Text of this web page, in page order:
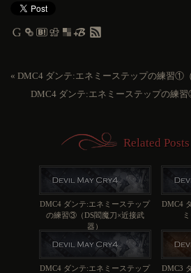
«DMC4 ダンテ:エネミーステップの練習①
DMC4 ダンテ:エネミーステップの練習
Related Posts
DMC4 ダンテ:エネミーステップ
の練習③（DS閻魔刀×近接武
器）
DMC4
DMC4 ダンテ:エネミーステップ
DMC3